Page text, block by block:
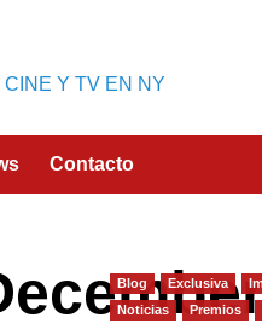
Y TV EN NY
Contacto
Blog Exclusiva
Noticias
Premios